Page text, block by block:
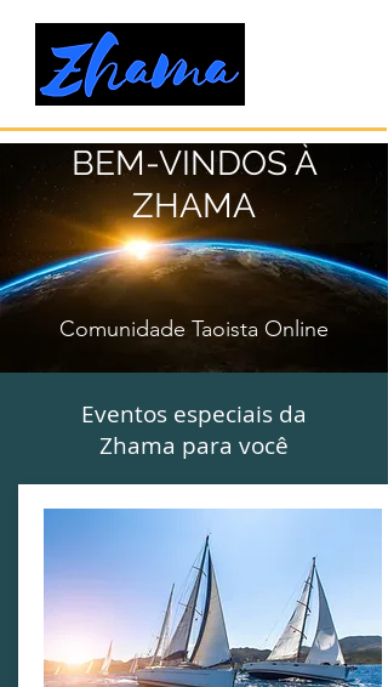
BEM-VINDOS À
ZHAMA
Comunidade Taoista Online
Eventos especiais da
Zhama para você